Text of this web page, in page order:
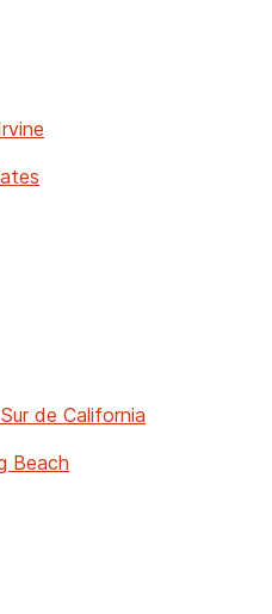
de California
Beach